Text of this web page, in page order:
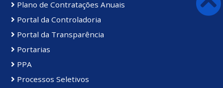
Plano de Contratações Anuais
Portal da Controladoria
Portal da Transparência
Portarias
PPA
Processos Seletivos